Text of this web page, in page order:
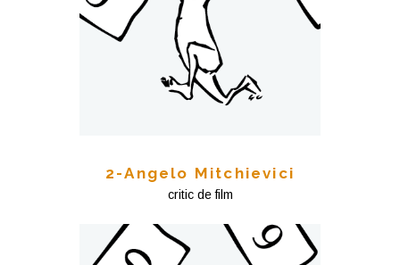
2-Angelo Mitchievici
critic de film